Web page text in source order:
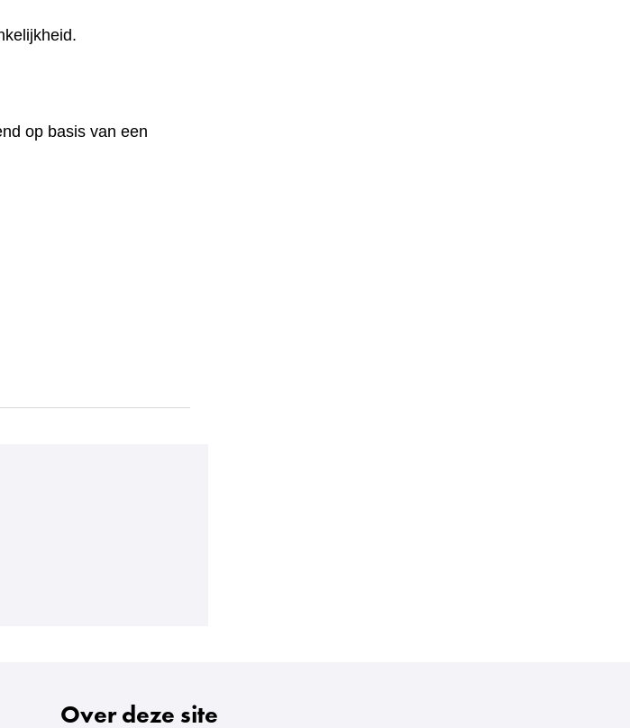
op basis van een
Over deze site